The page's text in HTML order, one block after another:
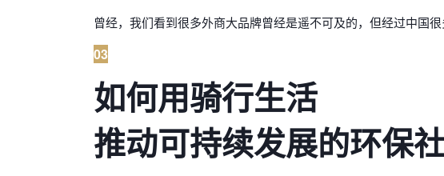
曾经，我们看到很多外商大品牌曾经是遥不可及的，但经过中国
03
如何用骑行生活
推动可持续发展的环保社